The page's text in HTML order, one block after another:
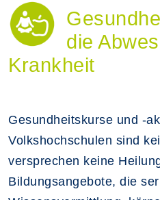
die
Krankheit
Gesundheitskurse und -
Volkshochschulen sind
versprechen keine
Bildungsangebote, die